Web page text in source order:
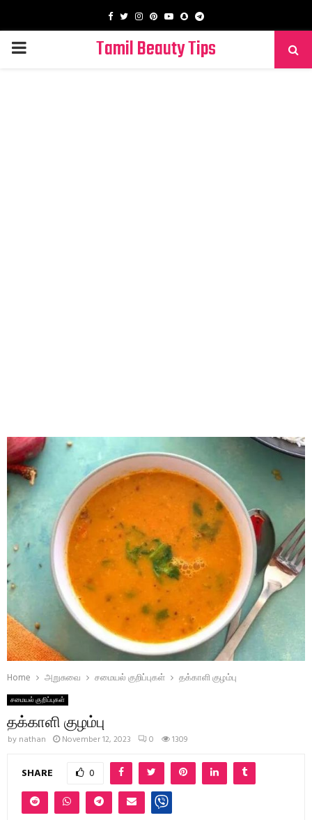
Facebook
TwitterInstagram
PinterestYoutube
SnapchatTelegram
PRIMARY
Tamil Beauty Tips
Home அறுசுவை சமையல் குறிப்புகள் தக்காளி குழம்பு
சமையல் குறிப்புகள்
தக்காளி குழம்பு
by nathan November 12, 2023 0 1309
SHARE 0